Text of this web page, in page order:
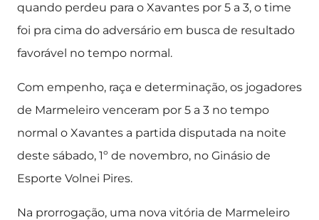
quando perdeu para o Xavantes por 5 a 3, o time
foi pra cima do adversário em busca de resultado
favorável no tempo normal.
Com empenho, raça e determinação, os jogadores
de Marmeleiro venceram por 5 a 3 no tempo
normal o Xavantes a partida disputada na noite
deste sábado, 1º de novembro, no Ginásio de
Esporte Volnei Pires.
Na prorrogação, uma nova vitória de Marmeleiro